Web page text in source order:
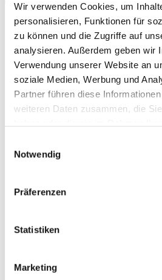
Wir verwenden Cookies, um
personalisieren, Funktionen für
zu können und die Zugriffe auf
analysieren. Außerdem geben wir
Verwendung unserer Website an
soziale Medien, Werbung und
Partner führen diese
weiteren Daten zusammen, die
Sie in unserer
Notwendig
Präferenzen
Statistiken
Marketing